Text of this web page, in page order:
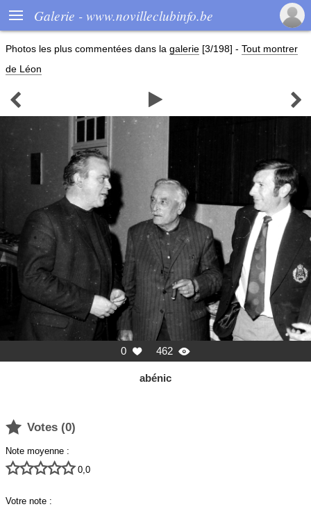
 Galerie - www.novilleclubinfo.be
Photos les plus commentées dans la galerie [3/198] - Tout montrer
de Léon
  
0  462 
abénic
 Votes (0)
Note moyenne :
 0,0
Votre note :